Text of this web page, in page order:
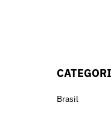
Brasil